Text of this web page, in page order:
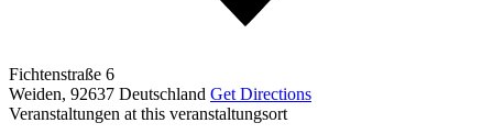
Fichtenstraße 6
Weiden, 92637 Deutschland Get Directions
Veranstaltungen at this veranstaltungsort